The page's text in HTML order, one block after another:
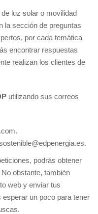
luz solar o movilidad
la sección de preguntas
por cada temática
encontrar respuestas
realizan los clientes de
utilizando sus correos
podrás obtener
obstante, también
web y enviar tus
un poco para tener